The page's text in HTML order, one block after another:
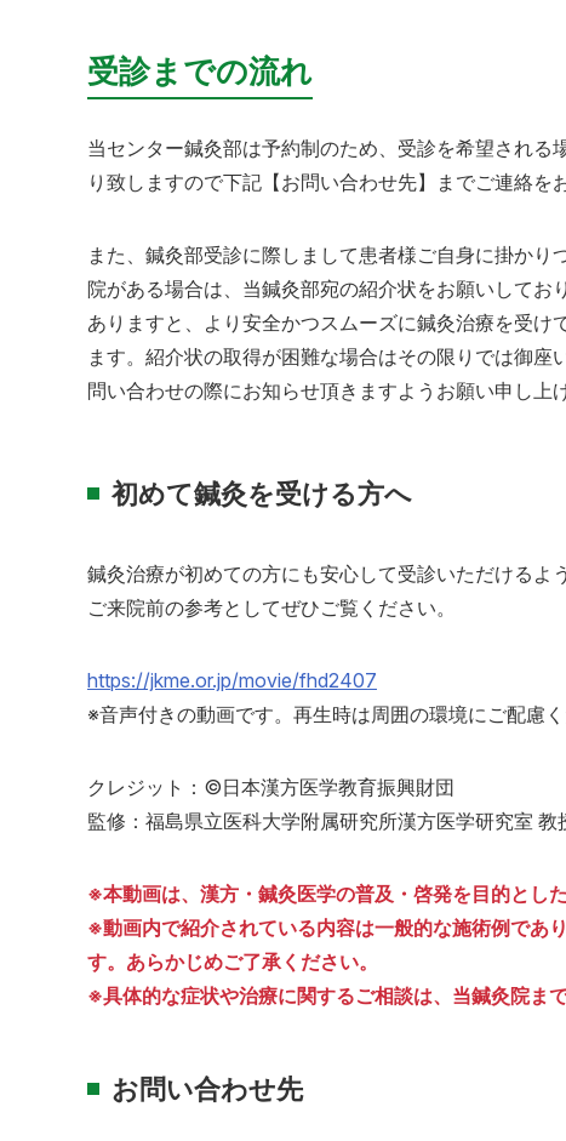
受診までの流れ
当センター鍼灸部は予約制のため、受診を希望される
り致しますので下記【お問い合わせ先】までご連絡を
また、鍼灸部受診に際しまして患者様ご自身に掛かり
院がある場合は、当鍼灸部宛の紹介状をお願いしてお
ありますと、より安全かつスムーズに鍼灸治療を受け
ます。紹介状の取得が困難な場合はその限りでは御座
問い合わせの際にお知らせ頂きますようお願い申し上
初めて鍼灸を受ける方へ
鍼灸治療が初めての方にも安心して受診いただけるよ
ご来院前の参考としてぜひご覧ください。
https://jkme.or.jp/movie/fhd2407
※音声付きの動画です。再生時は周囲の環境にご配慮く
クレジット：©日本漢方医学教育振興財団
監修：福島県立医科大学附属研究所漢方医学研究室 教
※本動画は、漢方・鍼灸医学の普及・啓発を目的とし
※動画内で紹介されている内容は一般的な施術例であ
す。あらかじめご了承ください。
※具体的な症状や治療に関するご相談は、当鍼灸院まで
お問い合わせ先